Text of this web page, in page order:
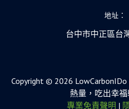
地址：
台中市中正區台
Copyright © 2026
熱量，吃出幸
專業免責聲明 |